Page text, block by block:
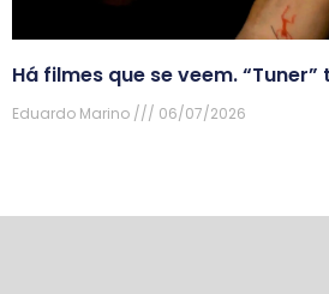
Há filmes que se veem.
Eduardo Marino 06/07/2026